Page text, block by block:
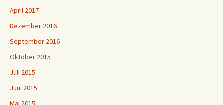
April 2017
Dezember 2016
September 2016
Oktober 2015
Juli 2015
Juni 2015
Mai 2015